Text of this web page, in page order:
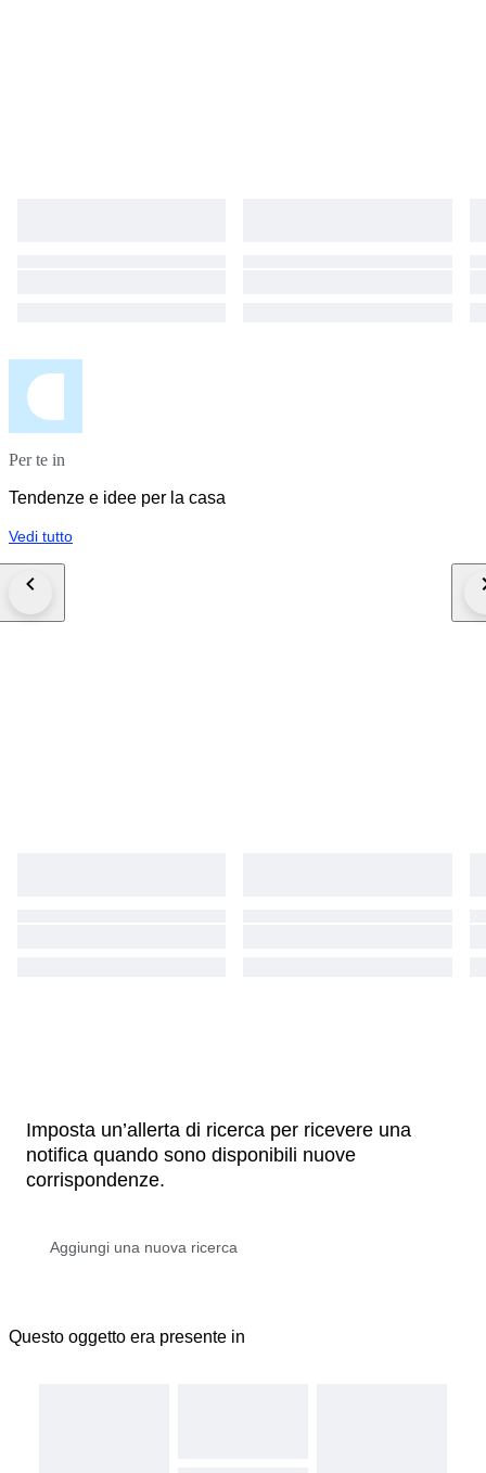
Per te in
Tendenze e idee per la casa
Vedi tutto
Imposta un’allerta di ricerca per ricevere una
notifica quando sono disponibili nuove
corrispondenze.
Questo oggetto era presente in